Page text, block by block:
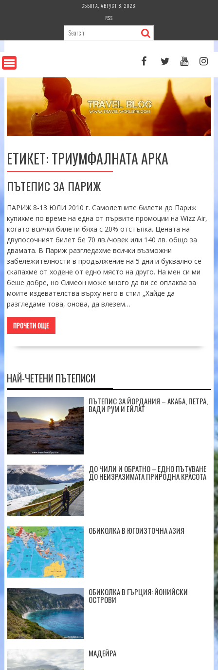
СЪБОТА, АВГУСТ 8, 2026
RSS
ЕТИКЕТ:ТРИУМФАЛНАТА АРКА
ПЪТЕПИС ЗА ПАРИЖ
ПАРИЖ 8-13 ЮЛИ 2010 г. Самолетните билети до Париж
купихме по време на една от първите промоции на Wizz Air,
когато всички билети бяха с 20% отстъпка. Цената на
двупосочният билет бе 70 лв./човек или 140 лв. общо за
двамата. В Париж разгледахме всички възможни
забележителности в продължение на 5 дни и буквално се
скапахме от ходене от едно място на друго. На мен си ми
беше добре, но Симеон може много да ви се оплаква за
моите издевателства върху него в стил „Хайде да
разгледаме това, онова, да влезем…
ПРОЧЕТИ ОЩЕ
НАЙ-ЧЕТЕНИ ПЪТЕПИСИ
ПЪТЕПИС ЗА ЙОРДАНИЯ – АКАБА, ПЕТРА,
ВАДИ РУМ И ЕЙЛАТ
ДО ЧИЛИ И ОБРАТНО – ЕДНО ПЪТУВАНЕ
ДО НЕИЗРАЗИМАТА ПРИРОДНА КРАСОТА
ОБИКОЛКА В ЮГОИЗТОЧНА АЗИЯ
ОБИКОЛКА В ГЪРЦИЯ: ЙОНИЙСКИ
ОСТРОВИ
МАДЕЙРА